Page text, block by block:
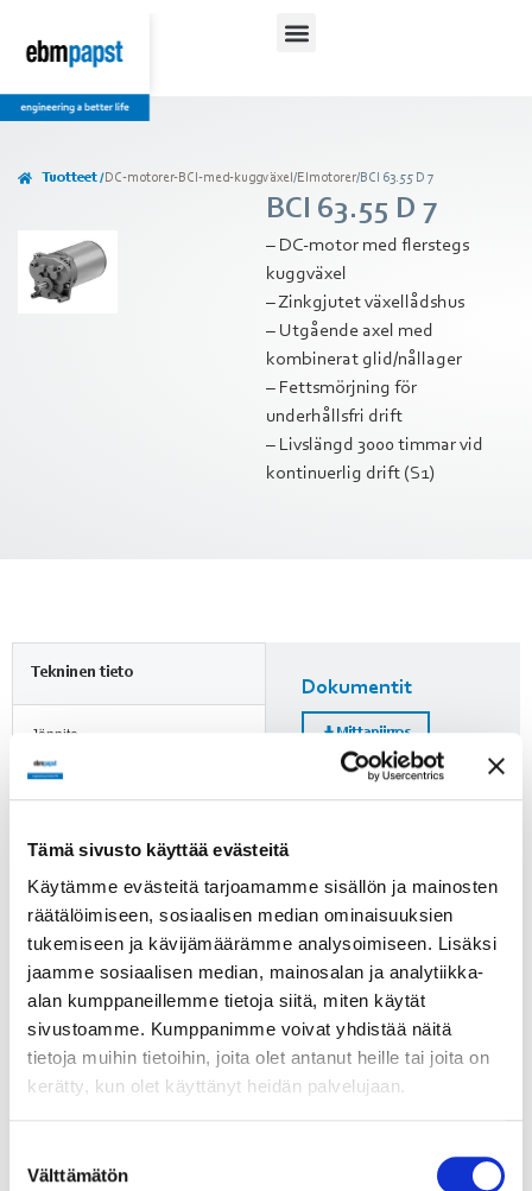
Tämä sivusto käyttää evästeitä
Käytämme evästeitä tarjoamamme sisällön ja mainosten
räätälöimiseen, sosiaalisen median ominaisuuksien
tukemiseen ja kävijämäärämme analysoimiseen. Lisäksi
jaamme sosiaalisen median, mainosalan ja analytiikka-
alan kumppaneillemme tietoja siitä, miten käytät
sivustoamme. Kumppanimme voivat yhdistää näitä
tietoja muihin tietoihin, joita olet antanut heille tai joita on
kerätty, kun olet käyttänyt heidän palvelujaan.
valinta
Välttämätön
Tuotteet /DC-motorer-BCI-med-kuggväxel /Elmotorer/BCI 63.55 D 7
BCI 63.55 D 7
– DC-motor med flerstegs
kuggväxel
– Zinkgjutet växellådshus
– Utgående axel med
kombinerat glid/nållager
– Fettsmörjning för
underhållsfri drift
– Livslängd 3000 timmar vid
kontinuerlig drift (S1)
Tekninen tieto
Jännite
24 VDC
Kierrosluku
420 min-1
Paino
2.1 kg
Tuotenumero
9416355250
Dokumentit
Mittapiirros
ErP-direktiivi ei koske alle
125 W puhaltimia. Yli 125 W
puhaltimien kohdalle on
direktiivin vaatimukset.
turvamääräykset!